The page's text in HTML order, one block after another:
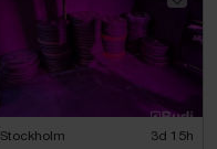
Stockholm 3d 15h